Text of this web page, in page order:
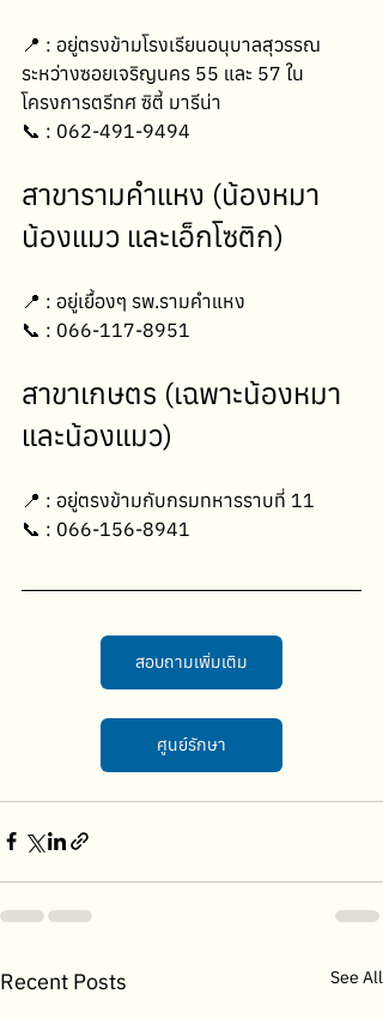
📍 : อยู่ตรงข้ามโรงเรียนอนุบาลสุวรรณ
ระหว่างซอยเจริญนคร 55 และ 57 ใน
โครงการตรีทศ ซิตี้ มารีน่า
📞 : 062-491-9494
สาขารามคำแหง (น้องหมา
น้องแมว และเอ็กโซติก)
📍 : อยู่เยื้องๆ รพ.รามคำแหง
📞 : 066-117-8951
สาขาเกษตร (เฉพาะน้องหมา
และน้องแมว)
📍 : อยู่ตรงข้ามกับกรมทหารราบที่ 11
📞 : 066-156-8941
สอบถามเพิ่มเติม
ศูนย์รักษา
Recent Posts See All